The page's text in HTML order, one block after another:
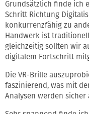
Grundsätzlich finde ich
Schritt Richtung
konkurrenzfähig zu
Handwerk ist
gleichzeitig sollten wir
digitalem Fortschritt
Die VR-Brille
faszinierend, was mit
Analysen werden